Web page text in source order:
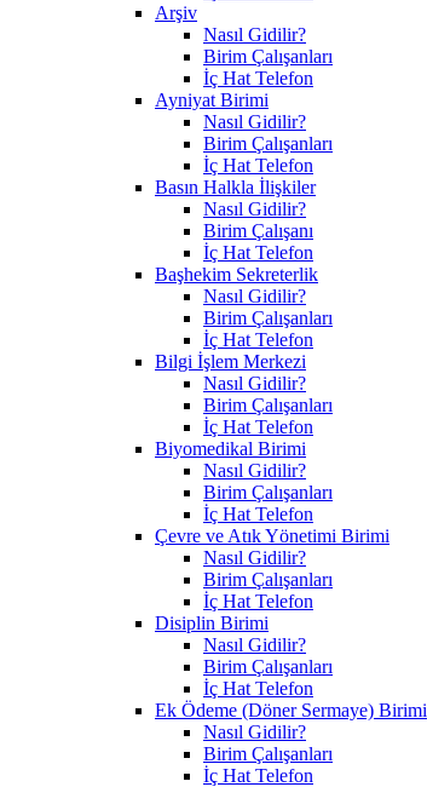
Arşiv
Nasıl Gidilir?
Birim Çalışanları
İç Hat Telefon
Ayniyat Birimi
Nasıl Gidilir?
Birim Çalışanları
İç Hat Telefon
Basın Halkla İlişkiler
Nasıl Gidilir?
Birim Çalışanı
İç Hat Telefon
Başhekim Sekreterlik
Nasıl Gidilir?
Birim Çalışanları
İç Hat Telefon
Bilgi İşlem Merkezi
Nasıl Gidilir?
Birim Çalışanları
İç Hat Telefon
Biyomedikal Birimi
Nasıl Gidilir?
Birim Çalışanları
İç Hat Telefon
Çevre ve Atık Yönetimi Birimi
Nasıl Gidilir?
Birim Çalışanları
İç Hat Telefon
Disiplin Birimi
Nasıl Gidilir?
Birim Çalışanları
İç Hat Telefon
Ek Ödeme (Döner Sermaye) Birimi
Nasıl Gidilir?
Birim Çalışanları
İç Hat Telefon